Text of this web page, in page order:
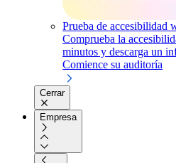
Prueba de accesibilidad
Comprueba la
minutos y descarga un
Comience su auditoría
Cerrar
Empresa